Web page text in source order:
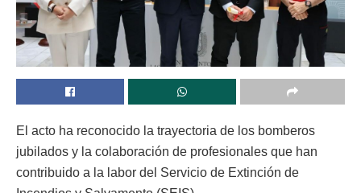
El acto ha reconocido la trayectoria de los bomberos
jubilados y la colaboración de profesionales que han
contribuido a la labor del Servicio de Extinción de